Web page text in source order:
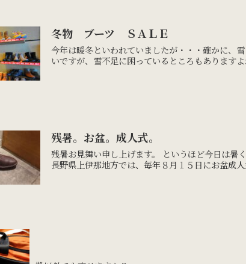
冬物 ブーツ ＳＡＬＥ
今年は暖冬といわれていましたが・・・確かに、
いですが、雪不足に困っているところもあります
残暑。お盆。成人式。
残暑お見舞い申し上げます。 というほど今日は暑
長野県上伊那地方では、毎年８月１５日にお盆成